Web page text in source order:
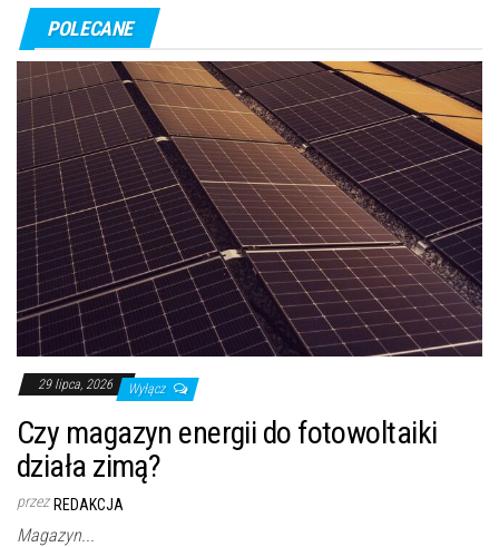
POLECANE
29 lipca, 2026 Wyłącz
Czy magazyn energii do fotowoltaiki
działa zimą?
przez REDAKCJA
Magazyn...